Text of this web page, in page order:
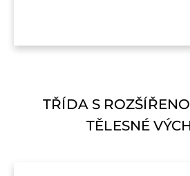
TŘÍDA S
TĚLESNÉ